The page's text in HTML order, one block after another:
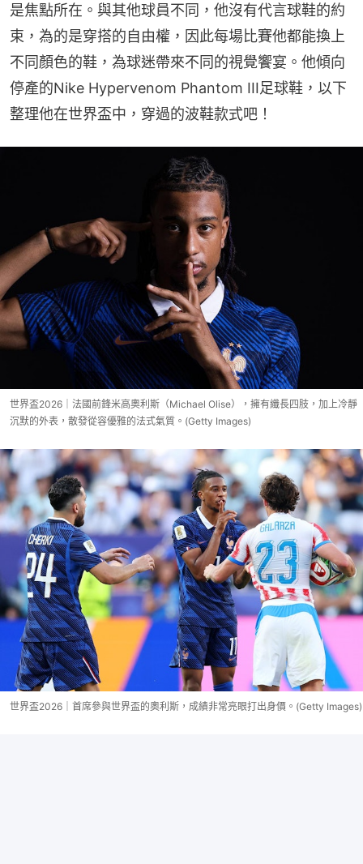
是焦點所在。與其他球員不同，他沒有代言球鞋的約
束，為的是穿搭的自由權，因此每場比賽他都能換上
不同顏色的鞋，為球迷帶來不同的視覺饗宴。他傾向
停產的Nike Hypervenom Phantom III足球鞋，以下
整理他在世界盃中，穿過的波鞋款式吧！
世界盃2026｜法國前鋒米高奧利斯（Michael Olise），擁有纖長四肢，加上冷靜
沉默的外表，散發從容優雅的法式氣質。(Getty Images)
世界盃2026｜首席參與世界盃的奧利斯，成績非常亮眼打出身價。(Getty Images)